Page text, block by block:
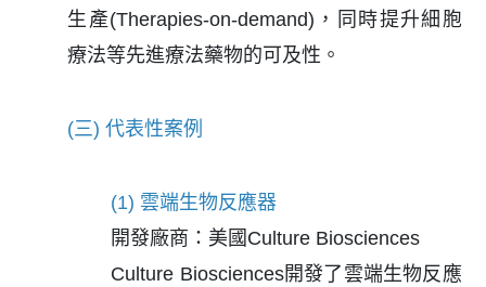
生產(Therapies-on-demand)，同時提升細胞
療法等先進療法藥物的可及性。
(三) 代表性案例
(1) 雲端生物反應器
開發廠商：美國Culture Biosciences
Culture Biosciences開發了雲端生物反應